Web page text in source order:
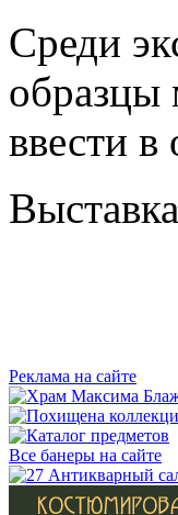
Среди
образцы
ввести
Реклама на сайте
Все банеры на сайте